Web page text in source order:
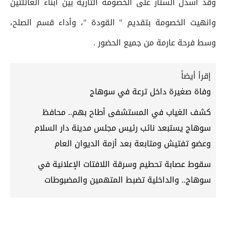
وانهيت الخصومة بتقديم " القودة "، وأداء قسم الصلح،
وسط فرحة عارمة من جميع الحضور .
إقرأ أيضاً
وفاة صغيرة داخل ترعة في سوهاج
كشف الغياب في المستشفى أطاح بهم.. محافظ
سوهاج يستبعد نائب رئيس مجلس مدينة دار السلام
وعضو تفتيش ومتابعة بعد أزمة الديوان العام
سقوط عصابة تحطيم وسرقة اللافتات الإعلانية في
سوهاج.. والداخلية تضبط المتهمين والمضبوطات